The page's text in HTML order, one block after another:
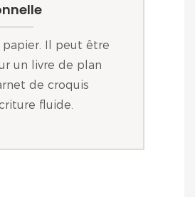
Il peut être
un livre de plan
de croquis
fluide.